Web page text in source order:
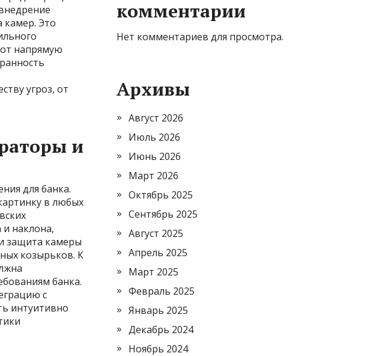
камер. Это
напрямую
угроз, от
и
для банка.
в любых
наклона,
защита камеры
козырьков. К
банка.
с
интуитивно
комментарии
Нет комментариев для просмотра.
Архивы
Август 2026
Июль 2026
Июнь 2026
Март 2026
Октябрь 2025
Сентябрь 2025
Август 2025
Апрель 2025
Март 2025
Февраль 2025
Январь 2025
Декабрь 2024
Ноябрь 2024